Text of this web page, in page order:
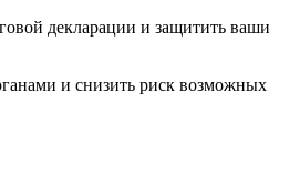
декларации и защитить ваши
и снизить риск возможных